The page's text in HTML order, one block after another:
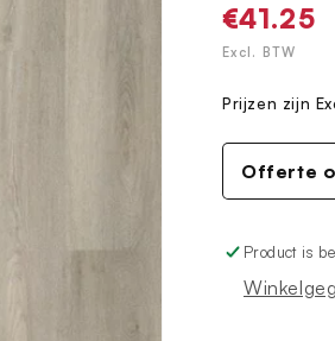
Normale
prijs
€41.25
Excl. BTW
Prijzen zijn
Offerte
Product is